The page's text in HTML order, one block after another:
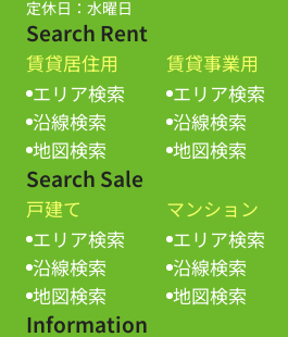
定休日：水曜日
Search Rent
賃貸居住用
エリア検索
沿線検索
地図検索
賃貸事業用
エリア検索
沿線検索
地図検索
Search Sale
戸建て
エリア検索
沿線検索
地図検索
マンション
エリア検索
沿線検索
地図検索
Information